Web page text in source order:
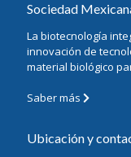
Sociedad
La biotecnología
innovación de
material biológico
Saber más
Ubicación y